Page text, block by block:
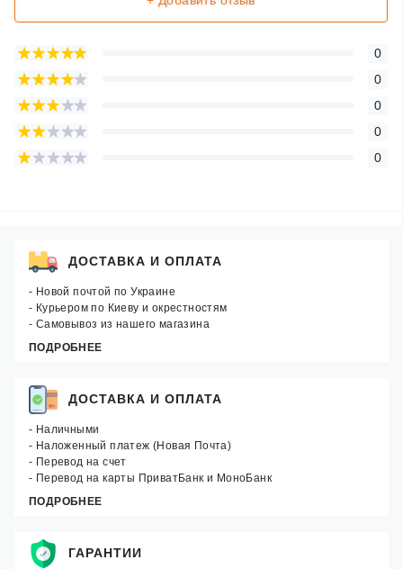
0
0
0
0
0
ДОСТАВКА И ОПЛАТА
- Новой почтой по Украине
- Курьером по Киеву и окрестностям
- Самовывоз из нашего магазина
ПОДРОБНЕЕ
ДОСТАВКА И ОПЛАТА
- Наличными
- Наложенный платеж (Новая Почта)
- Перевод на счет
- Перевод на карты ПриватБанк и МоноБанк
ПОДРОБНЕЕ
ГАРАНТИИ